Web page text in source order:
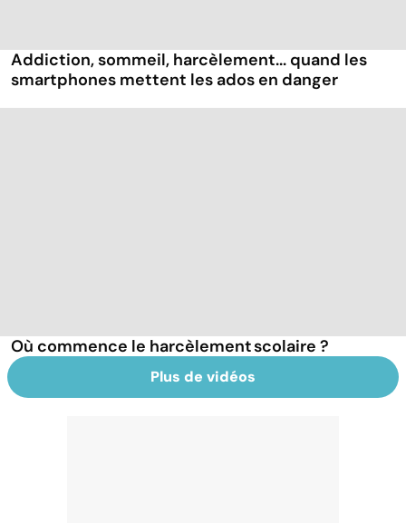
Addiction, sommeil, harcèlement... quand les
smartphones mettent les ados en danger
Où commence le harcèlement scolaire ?
Plus de vidéos